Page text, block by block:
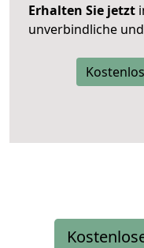
Erhalten Sie jetzt
unverbindliche